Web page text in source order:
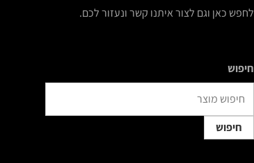
לחפש כאן וגם לצור איתנו קשר ונעזור לכם.
חיפוש
חיפוש